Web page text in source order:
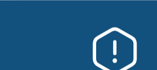
tournage (fond vert, montage…)
✅ Développer ton esprit critique et
détecter les fake news